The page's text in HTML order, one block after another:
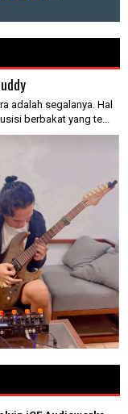
adalah segalanya. Hal
berbakat yang te...